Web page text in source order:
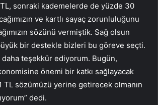
sonraki kademelerde de yüzde 30
ve kartlı sayaç zorunluluğunu
sözünü vermiştik. Sağ olsun
bir destekle bizleri bu göreve seçti.
teşekkür ediyorum. Bugün,
önemi bir katkı sağlayacak
TL sözümüzü yerine getirecek olmanın
dedi.